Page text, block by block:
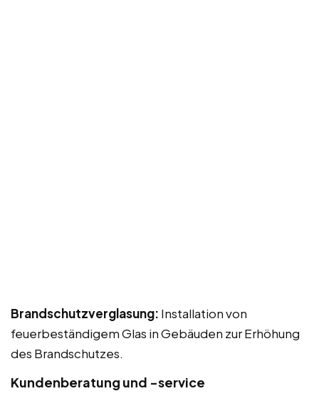
Brandschutzverglasung: Installation von
feuerbeständigem Glas in Gebäuden zur Erhöhung
des Brandschutzes.
Kundenberatung und -service